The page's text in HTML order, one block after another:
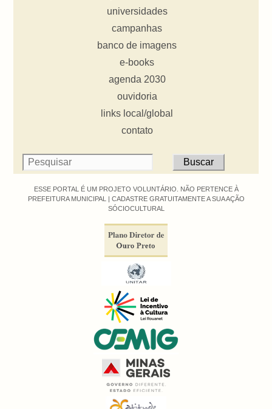
universidades
campanhas
banco de imagens
e-books
agenda 2030
ouvidoria
links local/global
contato
ESSE PORTAL É UM PROJETO VOLUNTÁRIO. NÃO PERTENCE À
PREFEITURA MUNICIPAL | CADASTRE GRATUITAMENTE A SUA AÇÃO
SÓCIOCULTURAL